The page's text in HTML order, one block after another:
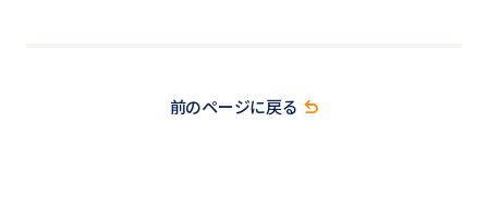
前のページに戻る